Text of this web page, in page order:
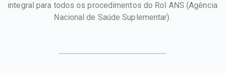
integral para todos os procedimentos do Rol ANS (Agência
Nacional de Saúde Suplementar).